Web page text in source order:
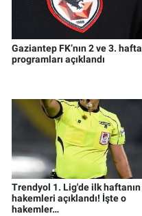
Gaziantep FK’nın 2 ve 3. hafta
programları açıklandı
Trendyol 1. Lig'de ilk haftanın
hakemleri açıklandı! İşte o
hakemler…